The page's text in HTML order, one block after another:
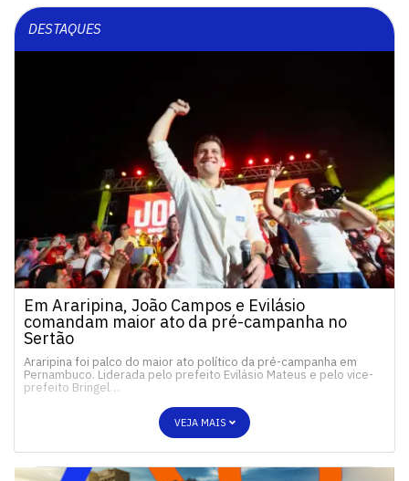
DESTAQUES
Em Araripina, João Campos e Evilásio
comandam maior ato da pré-campanha no
Sertão
Araripina foi palco do maior ato político da pré-campanha em
Pernambuco. Liderada pelo prefeito Evilásio Mateus e pelo vice-
prefeito Bringel…
VEJA MAIS